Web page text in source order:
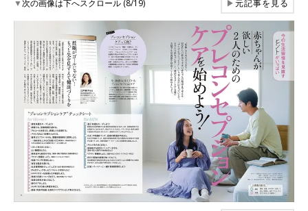
▼次の画像は下へスクロール (8/19) ▶元記事を見る